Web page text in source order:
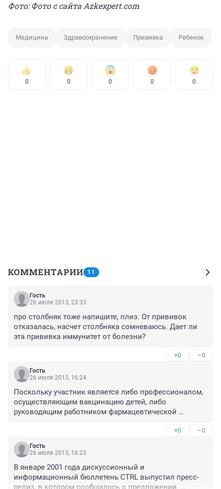
Фото: Фото с сайта Azkexpert.com
Медицина Здравоохранение Прививка Ребенок
0 0 0 0 0
КОММЕНТАРИИ 11
Гость
26 июля 2013, 23:33
про столбняк тоже напишите, плиз. От прививок
отказалась, насчет столбняка сомневаюсь. Дает ли
эта прививка иммунитет от болезни?
+0 –0
Гость
26 июля 2013, 16:24
Поскольку участник является либо профессионалом,
осуществляющим вакцинацию детей, либо
руководящим работником фармацевтической
продаже вакцин для прививок детей, для обеих
сторон понятно, что участник считает все
дополнительные ингредиенты вакцины и любые
Спустя более чем пять с половиной лет, в августе
+0 –0
Гость
26 июля 2013, 16:23
В январе 2001 года дискуссионный и
информационный бюллетень CTRL выпустил пресс-
релиз, в котором сообщалось о предложении,